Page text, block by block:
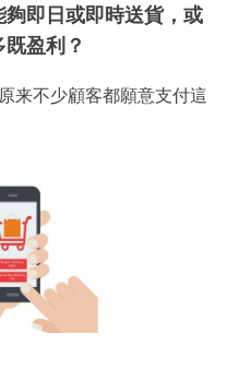
即日或即時送貨，或
盈利？
来不少顧客都願意支付這